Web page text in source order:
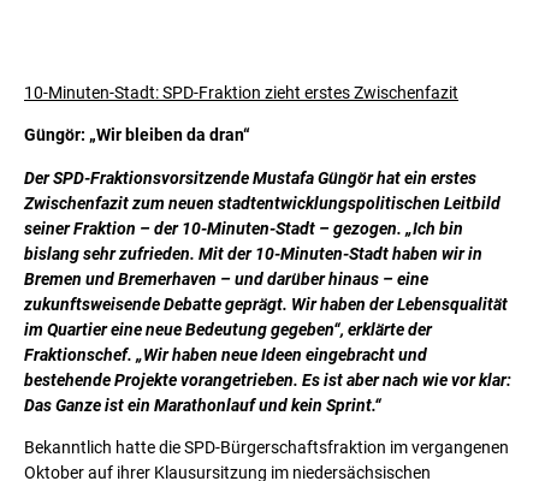
10-Minuten-Stadt: SPD-Fraktion zieht erstes Zwischenfazit
Güngör: „Wir bleiben da dran“
Der SPD-Fraktionsvorsitzende Mustafa Güngör hat ein erstes
Zwischenfazit zum neuen stadtentwicklungspolitischen Leitbild
seiner Fraktion – der 10-Minuten-Stadt – gezogen. „Ich bin
bislang sehr zufrieden. Mit der 10-Minuten-Stadt haben wir in
Bremen und Bremerhaven – und darüber hinaus – eine
zukunftsweisende Debatte geprägt. Wir haben der Lebensqualität
im Quartier eine neue Bedeutung gegeben“, erklärte der
Fraktionschef. „Wir haben neue Ideen eingebracht und
bestehende Projekte vorangetrieben. Es ist aber nach wie vor klar:
Das Ganze ist ein Marathonlauf und kein Sprint.“
Bekanntlich hatte die SPD-Bürgerschaftsfraktion im vergangenen
Oktober auf ihrer Klausursitzung im niedersächsischen